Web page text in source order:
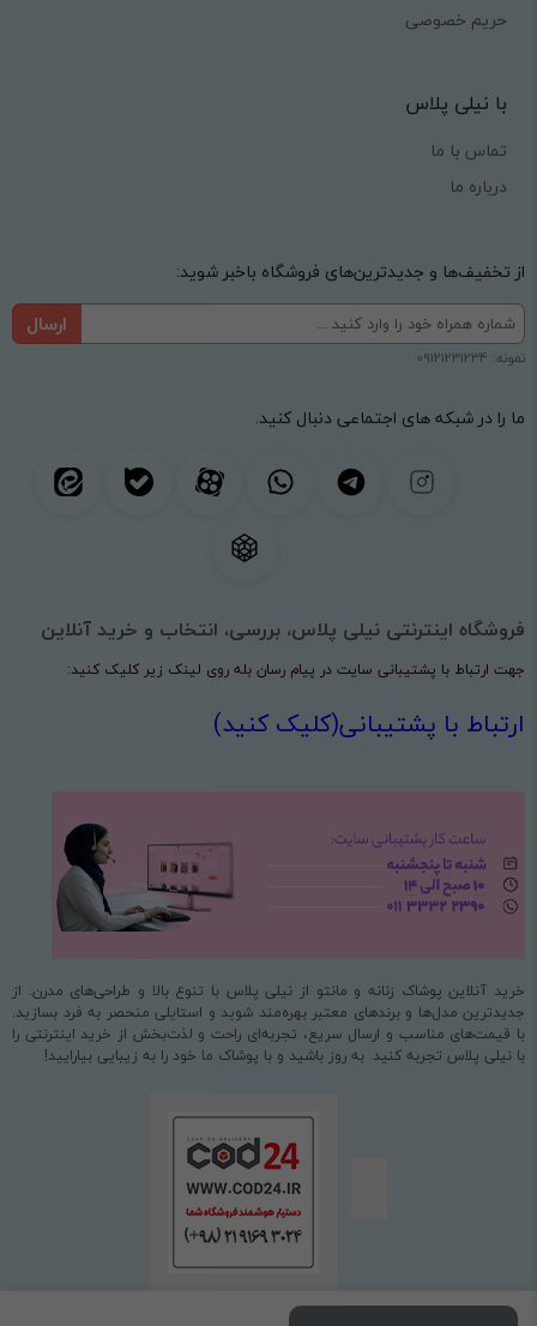
حریم خصوصی
با نیلی پلاس
تماس با ما
درباره ما
از تخفیف‌ها و جدیدترین‌های فروشگاه باخبر شوید:
ارسال
نمونه: 09121231234
ما را در شبکه های اجتماعی دنبال کنید.
فروشگاه اینترنتی نیلی پلاس، بررسی، انتخاب و خرید آنلاین
جهت ارتباط با پشتیبانی سایت در پیام رسان بله روی لینک زیر کلیک کنید:
ارتباط با پشتیبانی(کلیک کنید)
خرید آنلاین پوشاک زنانه و مانتو از نیلی پلاس با تنوع بالا و طراحی‌های مدرن. از
جدیدترین مدل‌ها و برندهای معتبر بهره‌مند شوید و استایلی منحصر به فرد بسازید.
با قیمت‌های مناسب و ارسال سریع، تجربه‌ای راحت و لذت‌بخش از خرید اینترنتی را
با نیلی پلاس تجربه کنید. به روز باشید و با پوشاک ما خود را به زیبایی بیارایید!